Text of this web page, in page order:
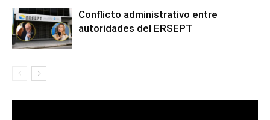
Conflicto administrativo entre
autoridades del ERSEPT